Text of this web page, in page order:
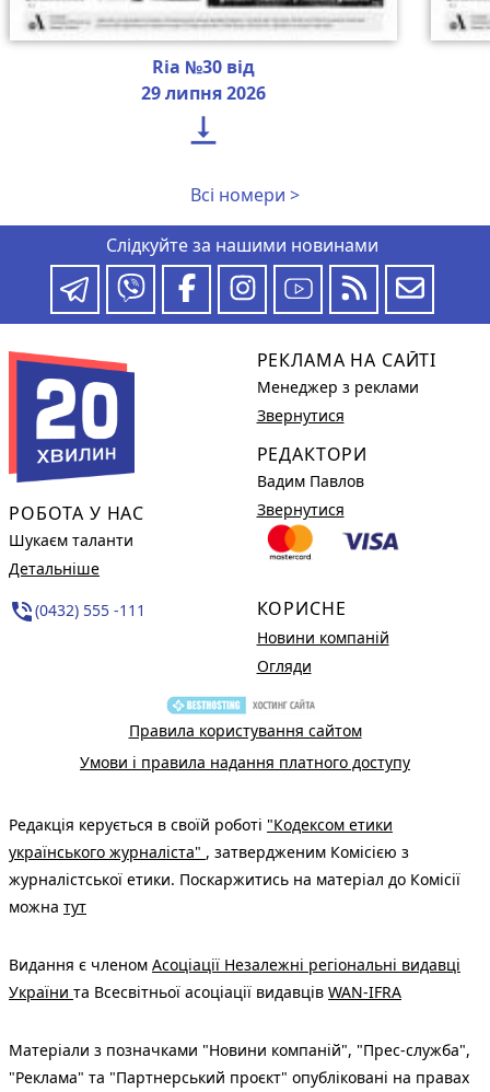
Ria №30 від
29 липня 2026

Всі номери >
Слідкуйте за нашими новинами
РОБОТА У НАС
Шукаєм таланти
Детальніше
phone_in_talk(0432) 555 -111
РЕКЛАМА НА САЙТІ
Менеджер з реклами
Звернутися
РЕДАКТОРИ
Вадим Павлов
Звернутися
КОРИСНЕ
Новини компаній
Огляди
Правила користування сайтом
Умови і правила надання платного доступу
Редакція керується в своїй роботі "Кодексом етики
українського журналіста" , затвердженим Комісією з
журналістської етики. Поскаржитись на матеріал до Комісії
можна тут
Видання є членом Асоціації Незалежні регіональні видавці
України та Всесвітньої асоціації видавців WAN-IFRA
Матеріали з позначками "Новини компаній", "Прес-служба",
"Реклама" та "Партнерський проєкт" опубліковані на правах